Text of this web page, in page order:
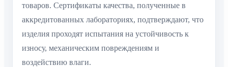
товаров. Сертификаты качества, полученные в
аккредитованных лабораториях, подтверждают, что
изделия проходят испытания на устойчивость к
износу, механическим повреждениям и
воздействию влаги.